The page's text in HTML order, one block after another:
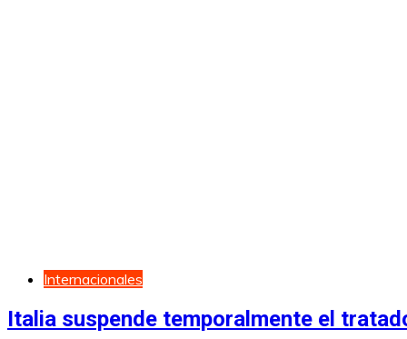
Internacionales
Italia suspende temporalmente el